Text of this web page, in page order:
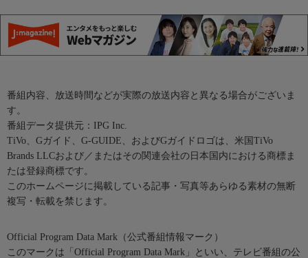
番組内容、放送時間などが実際の放送内容と異なる場合がございま
す。
番組データ提供元：IPG Inc.
TiVo、Gガイド、G-GUIDE、およびGガイドロゴは、米国TiVo
Brands LLCおよび／またはその関連会社の日本国内における商標ま
たは登録商標です。
このホームページに掲載している記事・写真等あらゆる素材の無断
複写・転載を禁じます。
Official Program Data Mark（公式番組情報マーク）
このマークは「Official Program Data Mark」といい、テレビ番組の公